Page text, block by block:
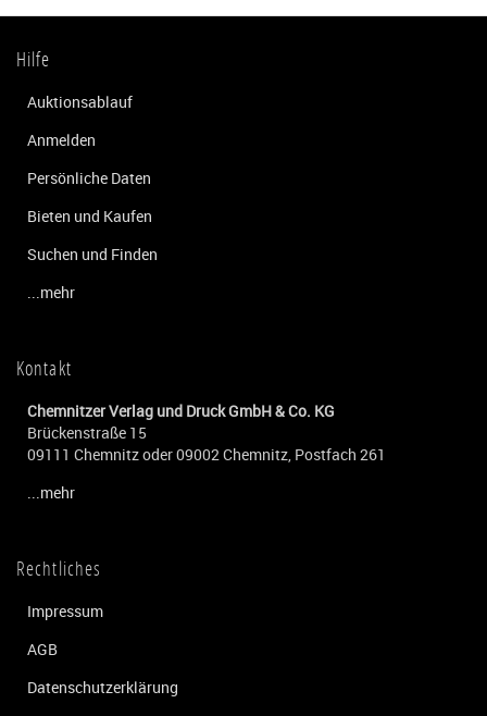
Hilfe
Auktionsablauf
Anmelden
Persönliche Daten
Bieten und Kaufen
Suchen und Finden
...mehr
Kontakt
Chemnitzer Verlag und Druck GmbH & Co. KG
Brückenstraße 15
09111 Chemnitz oder 09002 Chemnitz, Postfach 261
...mehr
Rechtliches
Impressum
AGB
Datenschutzerklärung